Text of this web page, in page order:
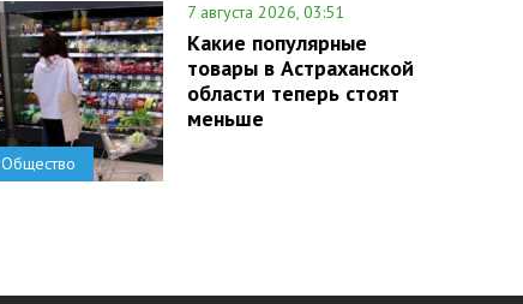
Общество
7 августа 2026, 03:51
Какие популярные
товары в Астраханской
области теперь стоят
меньше